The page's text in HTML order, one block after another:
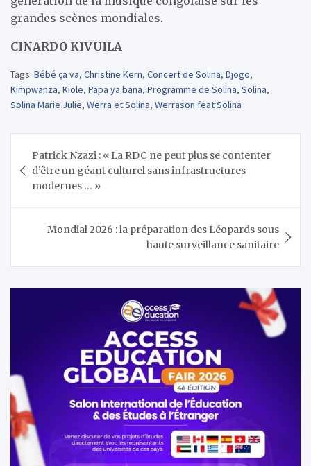
grandes scènes mondiales.
CINARDO KIVUILA
Tags: Bébé ça va, Christine Kern, Concert de Solina, Djogo,
Kimpwanza, Kiole, Papa ya bana, Programme de Solina, Solina,
Solina Marie Julie, Werra et Solina, Werrason feat Solina
de
l’article
Patrick Nzazi : « La RDC ne peut plus se contenter
d’être un géant culturel sans infrastructures
modernes … »
Mondial 2026 : la préparation des Léopards sous
haute surveillance sanitaire